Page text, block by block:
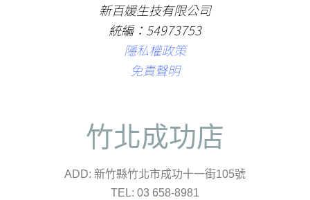
新百媛生技有限公司
統編：54973753
隱私權政策
免責聲明
竹北成功店
ADD: 新竹縣竹北市成功十一街105號
TEL: 03 658-8981